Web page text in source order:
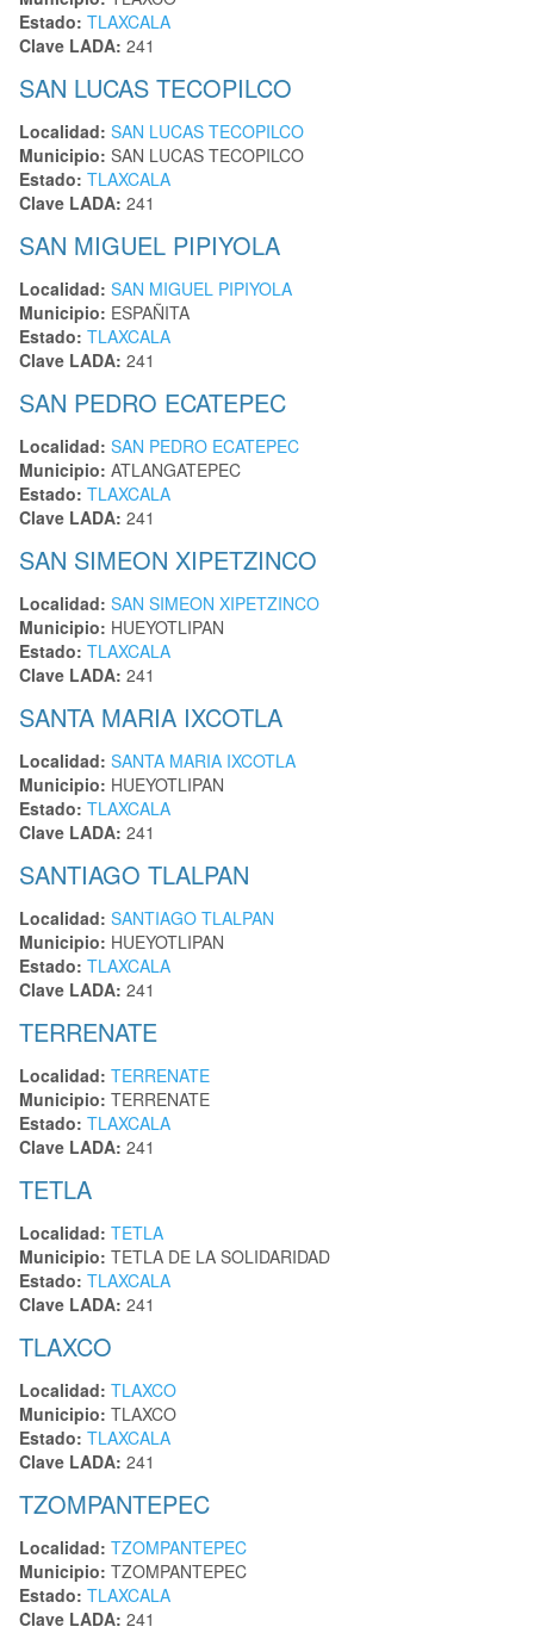
Estado: TLAXCALA
Clave LADA: 241
SAN LUCAS TECOPILCO
Localidad: SAN LUCAS TECOPILCO
Municipio: SAN LUCAS TECOPILCO
Estado: TLAXCALA
Clave LADA: 241
SAN MIGUEL PIPIYOLA
Localidad: SAN MIGUEL PIPIYOLA
Municipio: ESPAÑITA
Estado: TLAXCALA
Clave LADA: 241
SAN PEDRO ECATEPEC
Localidad: SAN PEDRO ECATEPEC
Municipio: ATLANGATEPEC
Estado: TLAXCALA
Clave LADA: 241
SAN SIMEON XIPETZINCO
Localidad: SAN SIMEON XIPETZINCO
Municipio: HUEYOTLIPAN
Estado: TLAXCALA
Clave LADA: 241
SANTA MARIA IXCOTLA
Localidad: SANTA MARIA IXCOTLA
Municipio: HUEYOTLIPAN
Estado: TLAXCALA
Clave LADA: 241
SANTIAGO TLALPAN
Localidad: SANTIAGO TLALPAN
Municipio: HUEYOTLIPAN
Estado: TLAXCALA
Clave LADA: 241
TERRENATE
Localidad: TERRENATE
Municipio: TERRENATE
Estado: TLAXCALA
Clave LADA: 241
TETLA
Localidad: TETLA
Municipio: TETLA DE LA SOLIDARIDAD
Estado: TLAXCALA
Clave LADA: 241
TLAXCO
Localidad: TLAXCO
Municipio: TLAXCO
Estado: TLAXCALA
Clave LADA: 241
TZOMPANTEPEC
Localidad: TZOMPANTEPEC
Municipio: TZOMPANTEPEC
Estado: TLAXCALA
Clave LADA: 241